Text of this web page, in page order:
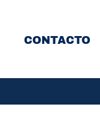
CONTACTO